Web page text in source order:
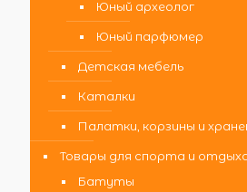
Юный археолог
Юный парфюмер
Детская мебель
Каталки
Палатки, корзины и
Товары для спорта и
Батуты